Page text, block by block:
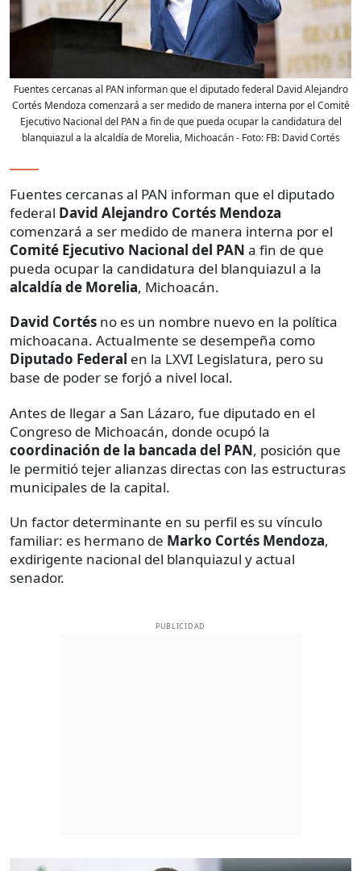
Fuentes cercanas al PAN informan que el diputado federal David Alejandro
Cortés Mendoza comenzará a ser medido de manera interna por el Comité
Ejecutivo Nacional del PAN a fin de que pueda ocupar la candidatura del
blanquiazul a la alcaldía de Morelia, Michoacán- Foto: FB: David Cortés
Fuentes cercanas al PAN informan que el diputado
federal David Alejandro Cortés Mendoza
comenzará a ser medido de manera interna por el
Comité Ejecutivo Nacional del PAN a fin de que
pueda ocupar la candidatura del blanquiazul a la
alcaldía de Morelia, Michoacán.
David Cortés no es un nombre nuevo en la política
michoacana. Actualmente se desempeña como
Diputado Federal en la LXVI Legislatura, pero su
base de poder se forjó a nivel local.
Antes de llegar a San Lázaro, fue diputado en el
Congreso de Michoacán, donde ocupó la
coordinación de la bancada del PAN, posición que
le permitió tejer alianzas directas con las estructuras
municipales de la capital.
Un factor determinante en su perfil es su vínculo
familiar: es hermano de Marko Cortés Mendoza,
exdirigente nacional del blanquiazul y actual
senador.
PUBLICIDAD